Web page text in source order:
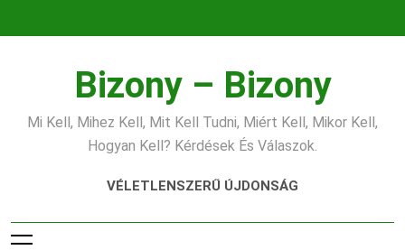
Bizony – Bizony
Mi Kell, Mihez Kell, Mit Kell Tudni, Miért Kell, Mikor Kell,
Hogyan Kell? Kérdések És Válaszok.
VÉLETLENSZERŰ ÚJDONSÁG